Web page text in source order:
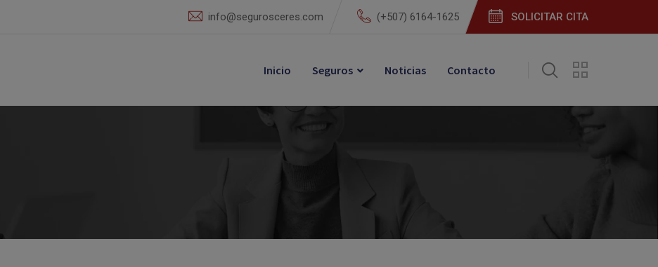
info@segurosceres.com (+507) 6164-1625 SOLICITAR CITA
Inicio Seguros Noticias Contacto